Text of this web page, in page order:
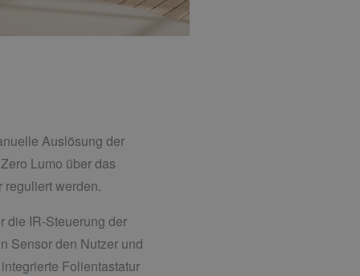
Auslösung der
Lumo über das
werden.
die IR-Steuerung der
Sensor den Nutzer und
Folientastatur